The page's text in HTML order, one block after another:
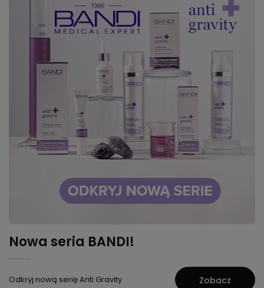
Nowa seria BANDI!
Odkryj nową serię Anti Gravity Zobacz